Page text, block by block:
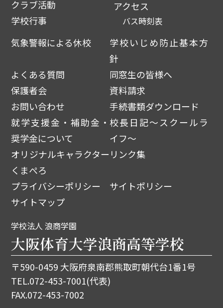
クラブ活動
学校行事
アクセス
バス時刻表
気象警報による休校
学校いじめ防止基本方
針
よくある質問
同窓生の皆様へ
保護者会
資料請求
お問い合わせ
手続書類ダウンロード
就学支援金・補助金・
奨学金について
校長日記～スクールラ
イフ～
オリジナルキャラクター
くまぺろ
リンク集
プライバシーポリシー
サイトポリシー
サイトマップ
学校法人 浪商学園
大阪体育大学浪商高等学校
〒590-0459 大阪府泉南郡熊取町朝代台1番1号
TEL.072-453-7001(代表)
FAX.072-453-7002